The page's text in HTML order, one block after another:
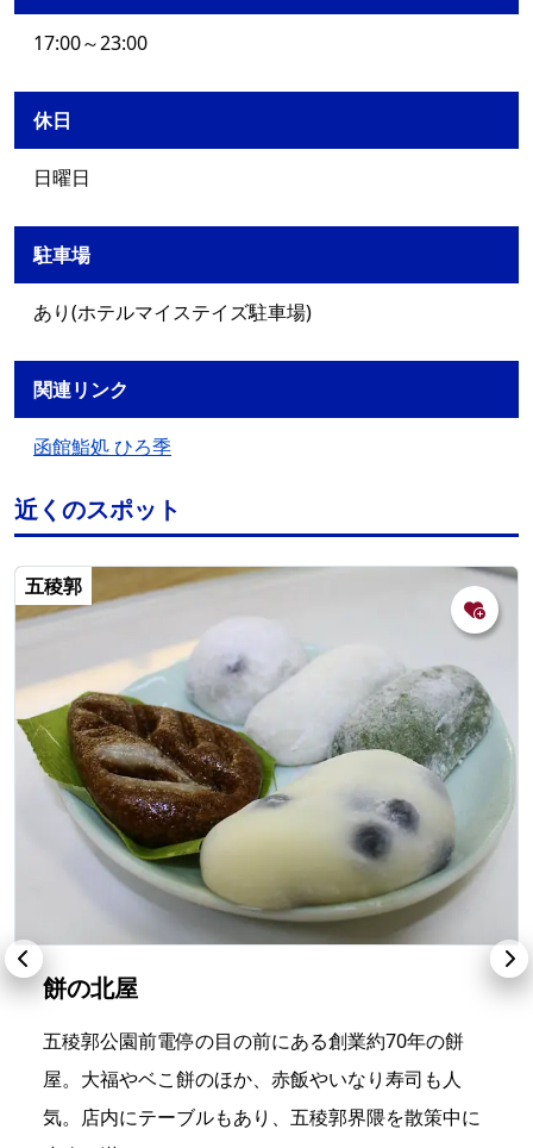
17:00～23:00
休日
日曜日
駐車場
あり(ホテルマイステイズ駐車場)
関連リンク
函館鮨処 ひろ季
近くのスポット
五稜郭
餅の北屋
五稜郭公園前電停の目の前にある創業約70年の餅
屋。大福やベこ餅のほか、赤飯やいなり寿司も人
気。店内にテーブルもあり、五稜郭界隈を散策中に